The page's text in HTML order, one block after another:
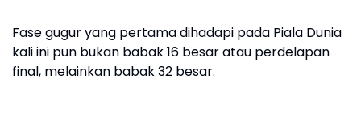
Fase gugur yang pertama dihadapi pada Piala Dunia
kali ini pun bukan babak 16 besar atau perdelapan
final, melainkan babak 32 besar.